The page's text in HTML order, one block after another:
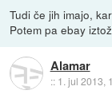
Tudi če jih imajo,
Potem pa ebay
Alamar
:: 1. jul 2013,